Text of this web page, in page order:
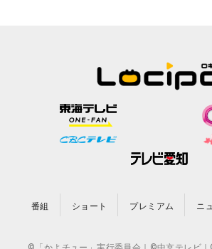
番組 ショート プレミアム ニ